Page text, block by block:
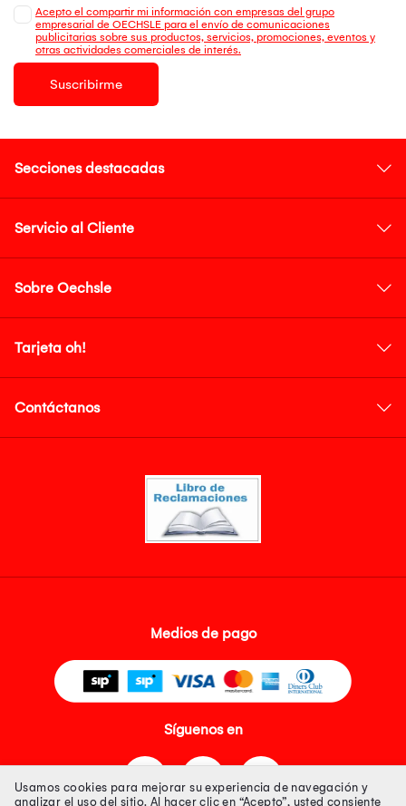
Acepto el compartir mi información con empresas del grupo
empresarial de OECHSLE para el envío de comunicaciones
publicitarias sobre sus productos, servicios, promociones, eventos y
otras actividades comerciales de interés.
Suscribirme
Secciones destacadas
Servicio al Cliente
Sobre Oechsle
Tarjeta oh!
Contáctanos
Medios de pago
Síguenos en
Usamos cookies para mejorar su experiencia de navegación y
analizar el uso del sitio. Al hacer clic en “Acepto”, usted consiente